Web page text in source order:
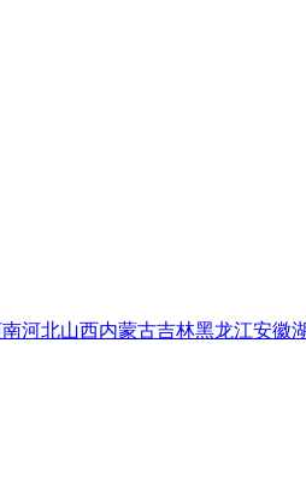
河北山西内蒙古吉林黑龙江安徽